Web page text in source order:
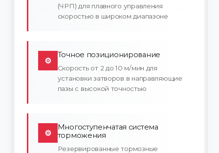
(ЧРП) для плавного управления
скоростью в широком диапазоне
⚙
Точное позиционирование
Скорость от 2 до 10 м/мин для
установки затворов в направляющие
пазы с высокой точностью
⚙
Многоступенчатая система
торможения
Резервированные тормозные